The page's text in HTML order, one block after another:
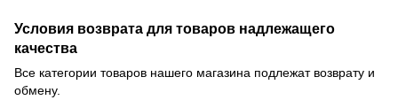
Условия возврата для товаров надлежащего
качества
Все категории товаров нашего магазина подлежат возврату и
обмену.